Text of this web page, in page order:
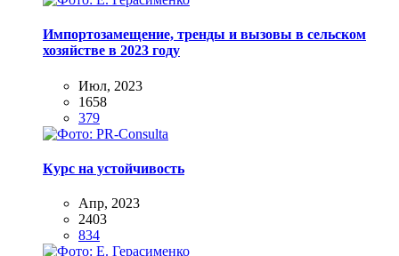
Импортозамещение, тренды и вызовы в сельском
хозяйстве в 2023 году
Июл, 2023
1658
379
Курс на устойчивость
Апр, 2023
2403
834